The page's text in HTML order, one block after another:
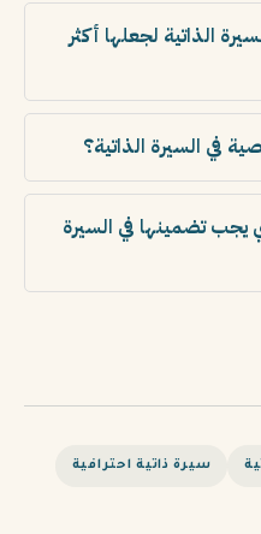
الذاتية لجعلها أكثر
السيرة الذاتية؟
يجب تضمينها في السيرة
سيرة ذاتية احترافية